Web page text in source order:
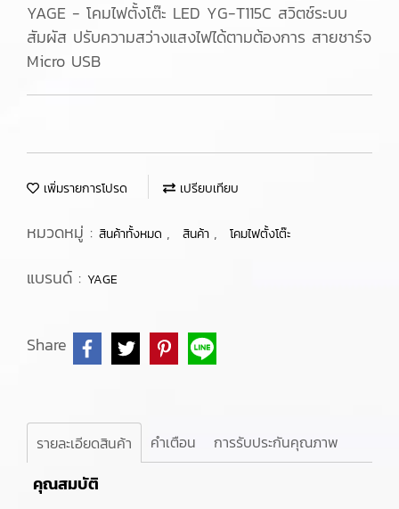
YAGE - โคมไฟตั้งโต๊ะ LED YG-T115C สวิตช์ระบบ
สัมผัส ปรับความสว่างแสงไฟได้ตามต้องการ สายชาร์จ
Micro USB
เพิ่มรายการโปรด เปรียบเทียบ
หมวดหมู่ : สินค้าทั้งหมด , สินค้า , โคมไฟตั้งโต๊ะ
แบรนด์ : YAGE
Share
รายละเอียดสินค้า คำเตือน การรับประกันคุณภาพ
คุณสมบัติ